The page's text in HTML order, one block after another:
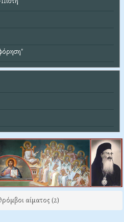
αίματος (2)